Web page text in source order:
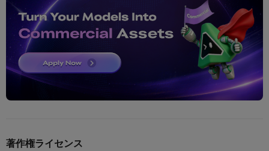
著作権ライセンス